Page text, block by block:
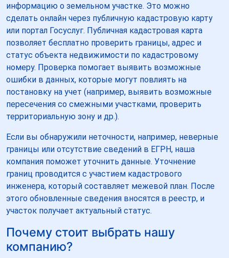
информацию о земельном участке. Это можно
сделать онлайн через публичную кадастровую карту
или портал Госуслуг. Публичная кадастровая карта
позволяет бесплатно проверить границы, адрес и
статус объекта недвижимости по кадастровому
номеру. Проверка помогает выявить возможные
ошибки в данных, которые могут повлиять на
постановку на учет (например, выявить возможные
пересечения со смежными участками, проверить
территориальную зону и др.).
Если вы обнаружили неточности, например, неверные
границы или отсутствие сведений в ЕГРН, наша
компания поможет уточнить данные. Уточнение
границ проводится с участием кадастрового
инженера, который составляет межевой план. После
этого обновленные сведения вносятся в реестр, и
участок получает актуальный статус.
Почему стоит выбрать нашу
компанию?